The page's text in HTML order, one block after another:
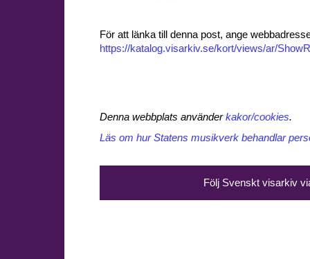
För att länka till denna post, ange
https://katalog.visarkiv.se/kort/views/ar/
Denna webbplats använderkakor/cookies.
Läs om hur Statens musikverk behandlar
Följ Svenskt visarkiv